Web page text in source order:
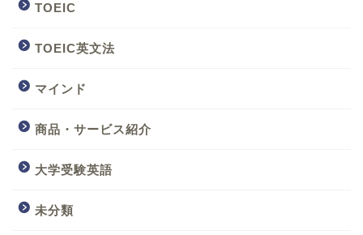
TOEIC
TOEIC英文法
マインド
商品・サービス紹介
大学受験英語
未分類